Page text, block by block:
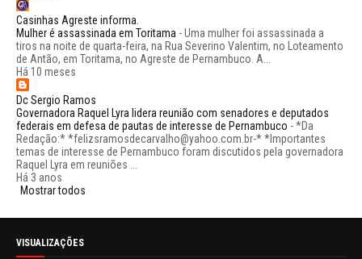
Casinhas Agreste informa.
Mulher é assassinada em Toritama -Uma mulher foi assassinada a
tiros na noite de quarta-feira, na Rua Severino Valentim, no Loteamento
de Antão, em Toritama, no Agreste de Pernambuco. A...
Há 10 meses
Dc Sergio Ramos
Governadora Raquel Lyra lidera reunião com senadores e deputados
federais em defesa de pautas de interesse de Pernambuco -*Da
Redação:* *felizsramosdecarvalho@yahoo.com.br-* *Importantes
temas de interesse de Pernambuco foram discutidos pela governadora
Raquel Lyra em reuniões ...
Há 3 anos
Mostrar todos
VISUALIZAÇÕES